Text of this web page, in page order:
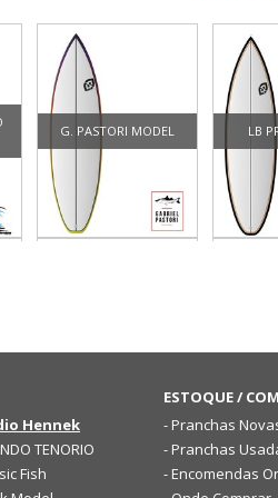
G. PASTORI MODEL LB
Hennek
TENORIO
Fish
ESTOQUE /
- Pranchas
- Pranchas
- Encomendas